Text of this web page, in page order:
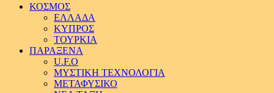
ΚΟΣΜΟΣ
ΕΛΛΑΔΑ
ΚΥΠΡΟΣ
ΤΟΥΡΚΙΑ
ΠΑΡΑΞΕΝΑ
U.F.O
ΜΥΣΤΙΚΗ ΤΕΧΝΟΛΟΓΙΑ
ΜΕΤΑΦΥΣΙΚΟ